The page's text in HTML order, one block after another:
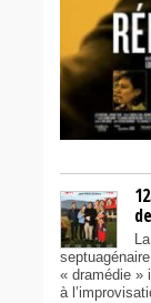
« dramédie »
à